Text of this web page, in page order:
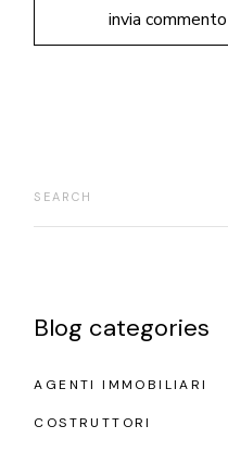
invia commento
Blog categories
AGENTI IMMOBILIARI
COSTRUTTORI